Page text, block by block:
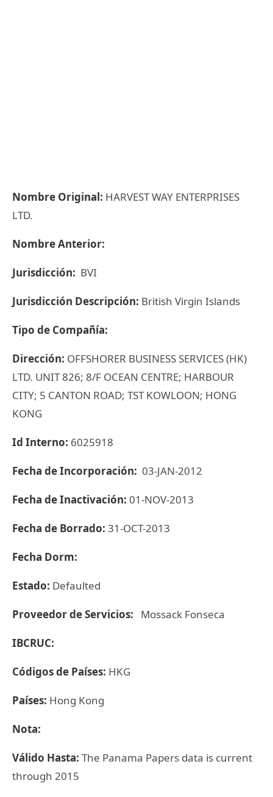
Nombre Original: HARVEST WAY ENTERPRISES
LTD.
Nombre Anterior:
Jurisdicción: BVI
Jurisdicción Descripción: British Virgin Islands
Tipo de Compañía:
Dirección: OFFSHORER BUSINESS SERVICES (HK)
LTD. UNIT 826; 8/F OCEAN CENTRE; HARBOUR
CITY; 5 CANTON ROAD; TST KOWLOON; HONG
KONG
Id Interno: 6025918
Fecha de Incorporación: 03-JAN-2012
Fecha de Inactivación: 01-NOV-2013
Fecha de Borrado: 31-OCT-2013
Fecha Dorm:
Estado: Defaulted
Proveedor de Servicios: Mossack Fonseca
IBCRUC:
Códigos de Países: HKG
Países: Hong Kong
Nota:
Válido Hasta: The Panama Papers data is current
through 2015